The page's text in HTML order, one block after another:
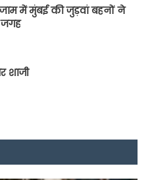
में मुंबई की जुड़वां बहनों ने
जगह
शाजी